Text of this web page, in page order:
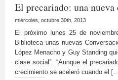
El precariado: una nueva
miércoles, octubre 30th, 2013
El próximo lunes 25 de
Biblioteca unas nuevas
López Menacho y Guy Standing
clase social”. “Aunque el
crecimiento se aceleró cuando el